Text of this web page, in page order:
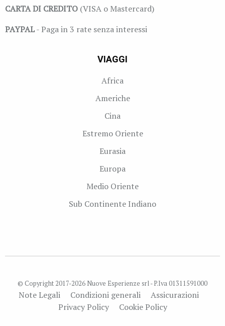
CARTA DI CREDITO (VISA o Mastercard)
PAYPAL- Paga in 3 rate senza interessi
VIAGGI
Africa
Americhe
Cina
Estremo Oriente
Eurasia
Europa
Medio Oriente
Sub Continente Indiano
© Copyright 2017-2026 Nuove Esperienze srl - P.Iva 01311591000
Note Legali Condizioni generali
Assicurazioni
Privacy Policy
Cookie Policy